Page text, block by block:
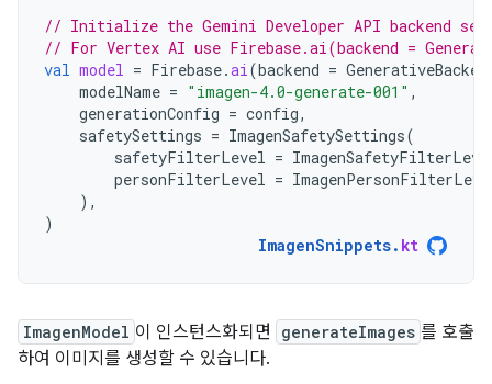
// Initialize the Gemini Developer API backend
// For Vertex AI use Firebase.ai(backend =
val model = Firebase.ai(backend =
modelName = "imagen-4.0-generate-001" ,
generationConfig = config,
safetySettings = ImagenSafetySettings(
safetyFilterLevel =
personFilterLevel =
),
)
ImagenSnippets. kt
ImagenModel 이 인스턴스화되면 generateImages 를 호출
하여 이미지를 생성할 수 있습니다.